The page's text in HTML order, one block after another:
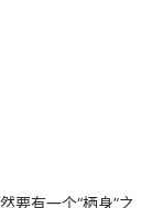
要有一个“栖身”之